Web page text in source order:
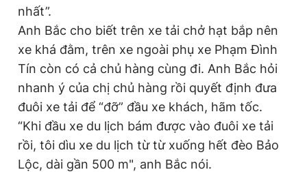
nhất”.
Anh Bắc cho biết trên xe tải chở hạt bắp nên
xe khá đằm, trên xe ngoài phụ xe Phạm Đình
Tín còn có cả chủ hàng cùng đi. Anh Bắc hỏi
nhanh ý của chị chủ hàng rồi quyết định đưa
đuôi xe tải để “đỡ” đầu xe khách, hãm tốc.
“Khi đầu xe du lịch bám được vào đuôi xe tải
rồi, tôi dìu xe du lịch từ từ xuống hết đèo Bảo
Lộc, dài gần 500 m", anh Bắc nói.